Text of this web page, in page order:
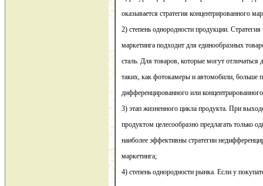
оказывается стратегия концентрированного
2) степень однородности продукции.
маркетинга подходит для единообразных
сталь. Для товаров, которые могут отличаться
таких, как фотокамеры и автомобили, больше
дифференцированного или
3) этап жизненного цикла продукта. При
продуктом целесообразно предлагать только
наиболее эффективны стратегии
маркетинга;
4) степень однородности рынка. Если у